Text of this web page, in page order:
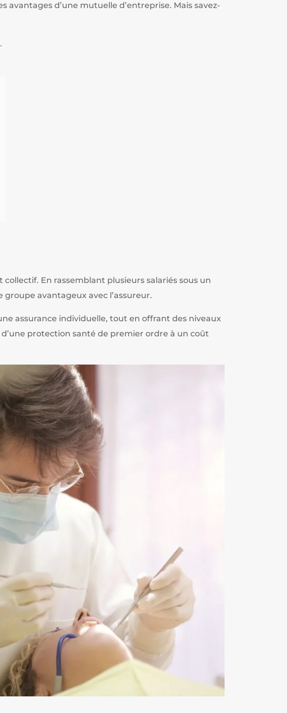
avantages d’une mutuelle d’entreprise. Mais savez-
En rassemblant plusieurs salariés sous un
avantageux avec l’assureur.
assurance individuelle, tout en offrant des niveaux
protection santé de premier ordre à un coût